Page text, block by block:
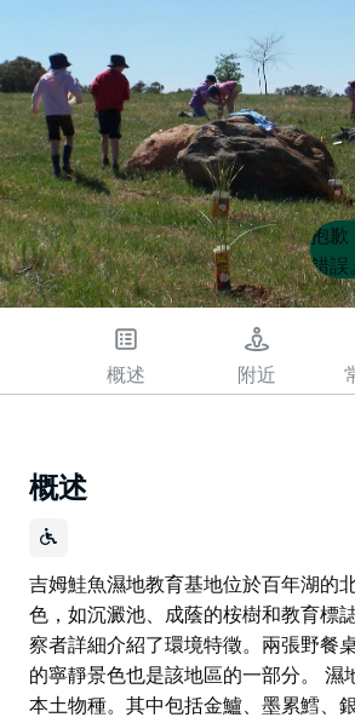
List
List
抱歉
錯誤
概述 附近
概述
吉姆鮭魚濕地教育基地位於百年湖的
色，如沉澱池、成蔭的桉樹和教育標
察者詳細介紹了環境特徵。兩張野餐
的寧靜景色也是該地區的一部分。 濕
本土物種。其中包括金鱸、墨累鱈、銀